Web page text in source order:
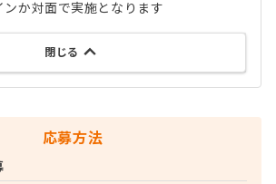
か対面で実施となります
閉じる
応募方法